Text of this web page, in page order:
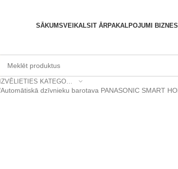
SĀKUMSVEIKALS IT ĀRPAKALPOJUMI
IZVĒLIETIES KATEGORIJU
Automātiskā dzīvnieku barotava PANASONIC SMART